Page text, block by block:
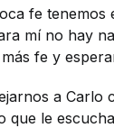
fe tenemos
mí no hay
fe y
a Carlo
que le